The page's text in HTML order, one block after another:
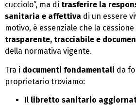
cucciolo”, ma di trasferire la
sanitaria e affettiva di un essere
motivo, è essenziale che la
trasparente, tracciabile e
della normativa vigente.
Tra i documenti fondamentali da
proprietario troviamo:
Il libretto sanitario